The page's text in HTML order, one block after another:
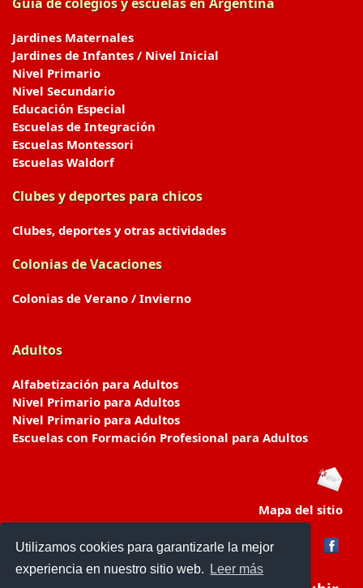
Utilizamos cookies para garantizarle la mejor
experiencia en nuestro sitio web.
Leer más
Jardines Maternales
Jardines de Infantes / Nivel Inicial
Nivel Primario
Nivel Secundario
Educación Especial
Escuelas de Integración
Escuelas Montessori
Escuelas Waldorf
Clubes y deportes para chicos
Clubes, deportes y otras actividades
Colonias de Vacaciones
Colonias de Verano / Invierno
Adultos
Alfabetización para Adultos
Nivel Primario para Adultos
Nivel Primario para Adultos
Escuelas con Formación Profesional para Adultos
Mapa del sitio